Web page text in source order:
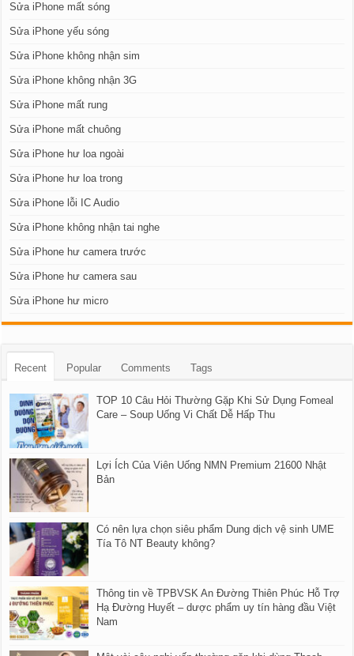
Sửa iPhone mất sóng
Sửa iPhone yếu sóng
Sửa iPhone không nhận sim
Sửa iPhone không nhận 3G
Sửa iPhone mất rung
Sửa iPhone mất chuông
Sửa iPhone hư loa ngoài
Sửa iPhone hư loa trong
Sửa iPhone lỗi IC Audio
Sửa iPhone không nhận tai nghe
Sửa iPhone hư camera trước
Sửa iPhone hư camera sau
Sửa iPhone hư micro
Recent Popular Comments Tags
TOP 10 Câu Hỏi Thường Gặp Khi Sử Dụng Fomeal
Care – Soup Uống Vi Chất Dễ Hấp Thu
Lợi Ích Của Viên Uống NMN Premium 21600 Nhật
Bản
Có nên lựa chọn siêu phẩm Dung dịch vệ sinh UME
Tía Tô NT Beauty không?
Thông tin về TPBVSK An Đường Thiên Phúc Hỗ Trợ
Hạ Đường Huyết – dược phẩm uy tín hàng đầu Việt
Nam